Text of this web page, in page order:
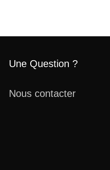
Une Question ?
Nous contacter